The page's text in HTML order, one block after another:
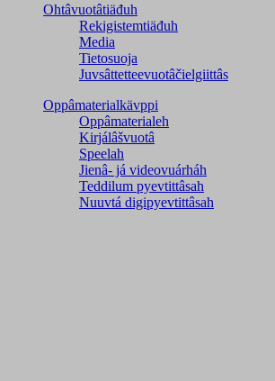
Ohtâvuotâtiäđuh
Rekigistemtiäđuh
Media
Tietosuoja
Juvsâttetteevuotâčielgiittâs
Oppâmaterialkävppi
Oppâmaterialeh
Kirjálâšvuotâ
Speelah
Jienâ- já videovuárháh
Teddilum pyevtittâsah
Nuuvtá digipyevtittâsah